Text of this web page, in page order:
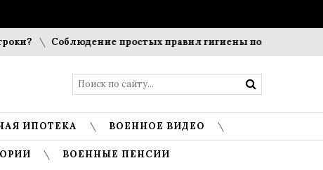
Соблюдение простых правил гигиены помогает
ИПОТЕКА ВОЕННОЕ ВИДЕО
ВОЕННЫЕ ПЕНСИИ